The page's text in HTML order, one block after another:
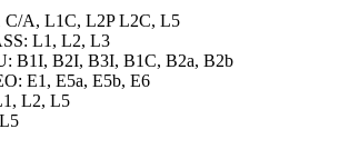
C/A, L1C, L2P L2C, L5
L1, L2, L3
B1I, B2I, B3I, B1C, B2a, B2b
E1, E5a, E5b, E6
L2, L5